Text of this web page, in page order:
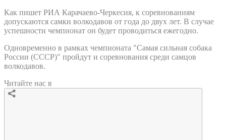
Как пишет РИА Карачаево-Черкесия, к соревнованиям
допускаются самки волкодавов от года до двух лет. В случае
успешности чемпионат он будет проводиться ежегодно.
Одновременно в рамках чемпионата "Самая сильная собака
России (СССР)" пройдут и соревнования среди самцов
волкодавов.
Читайте нас в